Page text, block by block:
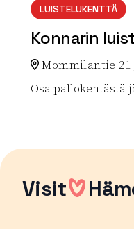
LUISTELUKENTTÄ
Konnarin
Mommilantie
Osa pallokentästä
Visit